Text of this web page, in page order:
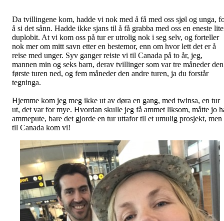
Da tvillingene kom, hadde vi nok med å få med oss sjøl og unga,
å si det sånn. Hadde ikke sjans til å få grabba med oss en eneste
duplobit. At vi kom oss på tur er utrolig nok i seg selv, og forteller
nok mer om mitt savn etter en bestemor, enn om hvor lett det er å
reise med unger. Syv ganger reiste vi til Canada på to år, jeg,
mannen min og seks barn, derav tvillinger som var tre måneder den
første turen ned, og fem måneder den andre turen, ja du forstår
tegninga.
Hjemme kom jeg meg ikke ut av døra en gang, med twinsa, en tur
ut, det var for mye. Hvordan skulle jeg få ammet liksom, måtte jo
ammepute, bare det gjorde en tur uttafor til et umulig prosjekt, men
til Canada kom vi!